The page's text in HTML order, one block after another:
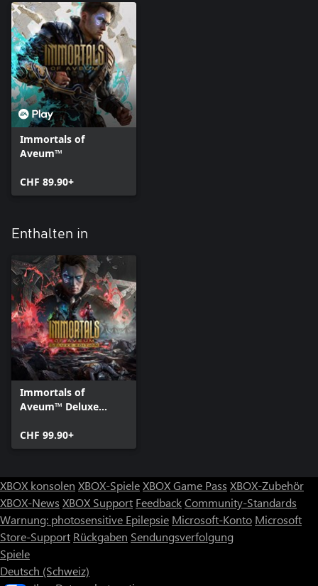
Immortals of
Aveum™
CHF 89.90+
Enthalten in
Immortals of
Aveum™ Deluxe
CHF 99.90+
XBOX konsolen XBOX-SpieleXBOX Game Pass XBOX-Zubehör
XBOX-News XBOX Support FeedbackCommunity-Standards
Warnung: photosensitive Epilepsie Microsoft-Konto Microsoft
Store-Support Rückgaben Sendungsverfolgung
Spiele
Deutsch (Schweiz)